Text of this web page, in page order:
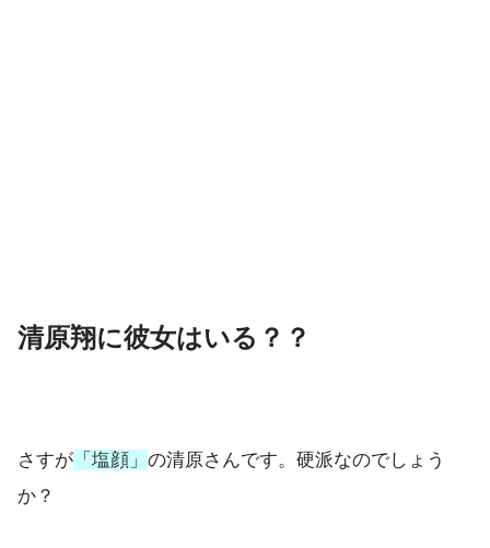
清原翔に彼女はいる？？
さすが 「塩顔」 の清原さんです。硬派なのでしょう
か？